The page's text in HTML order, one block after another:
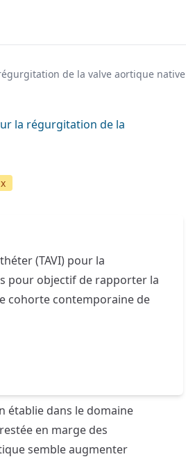
de la valve aortique native
la régurgitation de la
(TAVI) pour la
pour objectif de rapporter la
cohorte contemporaine de
établie dans le domaine
en marge des
semble augmenter